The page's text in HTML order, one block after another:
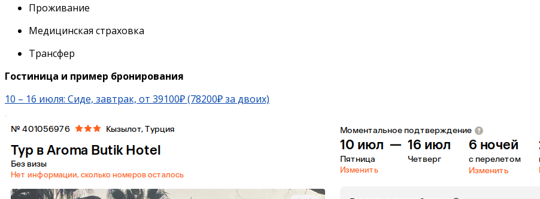
Проживание
Медицинская страховка
Трансфер
Гостиница и пример бронирования
10 – 16 июля: Сиде, завтрак, от 39100₽ (78200₽ за двоих)